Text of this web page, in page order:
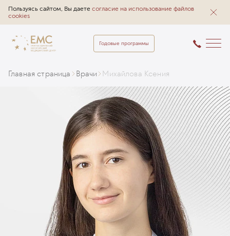
Пользуясь сайтом, Вы даете согласие на использование файлов
cookies
Годовые программы
Главная страница Врачи Михайлова Ксения